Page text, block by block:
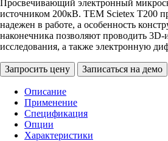
Просвечивающий электронный
источником 200кВ. TEM Scietex T200
надежен в работе, а особенность
наконечника позволяют проводить 3D-
исследования, а также электронную
Запросить цену Записаться на демо
Описание
Применение
Спецификация
Опции
Характеристики